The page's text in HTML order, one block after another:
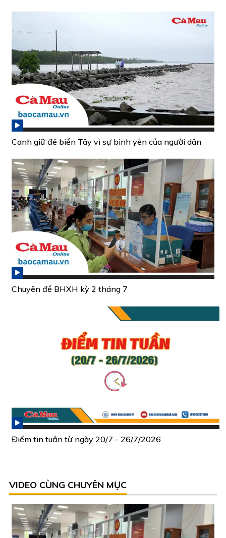
Canh giữ đê biển Tây vì sự bình yên của người dân
Chuyên đề BHXH kỳ 2 tháng 7
Điểm tin tuần từ ngày 20/7 - 26/7/2026
VIDEO CÙNG CHUYÊN MỤC